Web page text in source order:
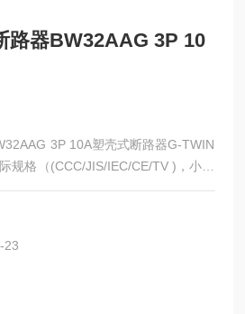
路器BW32AAG 3P 10
3P 10A塑壳式断路器G-TWIN
规格（(CCC/JIS/IEC/CE/TV )，小型
到4型号。 125-400AF的新型塑壳式
23